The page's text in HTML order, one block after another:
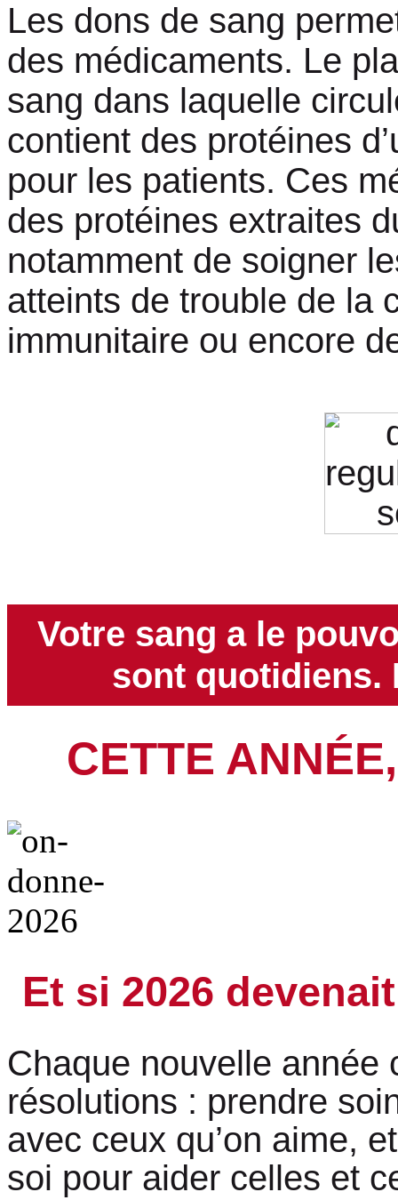
Les dons de sang
des médicaments. Le
sang dans laquelle
contient des protéines
pour les patients. Ces
des protéines extraites
notamment de soigner
atteints de trouble de la
immunitaire ou encore
Votre sang a le
sont quotidiens.
CETTE
Et si 2026
Chaque nouvelle année
résolutions : prendre
avec ceux qu’on aime,
soi pour aider celles et